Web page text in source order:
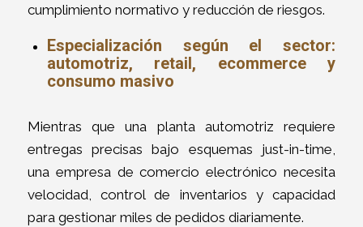
cumplimiento normativo y reducción de riesgos.
Especialización según el sector:
automotriz, retail, ecommerce y
consumo masivo
Mientras que una planta automotriz requiere
entregas precisas bajo esquemas just-in-time,
una empresa de comercio electrónico necesita
velocidad, control de inventarios y capacidad
para gestionar miles de pedidos diariamente.